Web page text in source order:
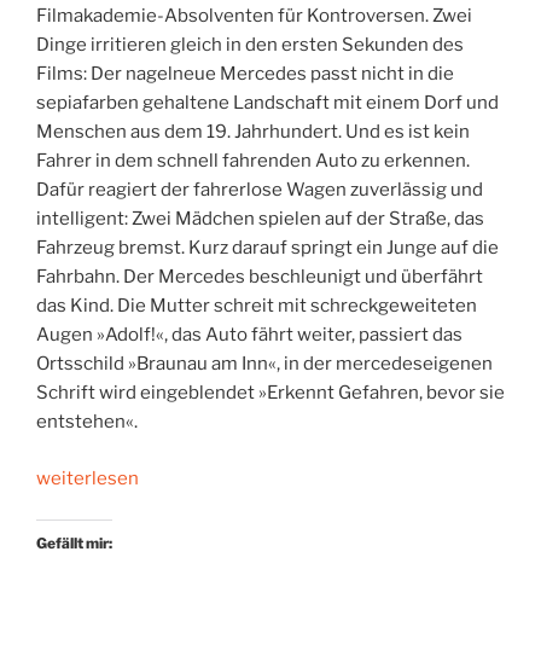
Filmakademie-Absolventen für Kontroversen. Zwei
Dinge irritieren gleich in den ersten Sekunden des
Films: Der nagelneue Mercedes passt nicht in die
sepiafarben gehaltene Landschaft mit einem Dorf und
Menschen aus dem 19. Jahrhundert. Und es ist kein
Fahrer in dem schnell fahrenden Auto zu erkennen.
Dafür reagiert der fahrerlose Wagen zuverlässig und
intelligent: Zwei Mädchen spielen auf der Straße, das
Fahrzeug bremst. Kurz darauf springt ein Junge auf die
Fahrbahn. Der Mercedes beschleunigt und überfährt
das Kind. Die Mutter schreit mit schreckgeweiteten
Augen »Adolf!«, das Auto fährt weiter, passiert das
Ortsschild »Braunau am Inn«, in der mercedeseigenen
Schrift wird eingeblendet »Erkennt Gefahren, bevor sie
entstehen«.
„Es
alles
weiterlesen
Gefällt mir: